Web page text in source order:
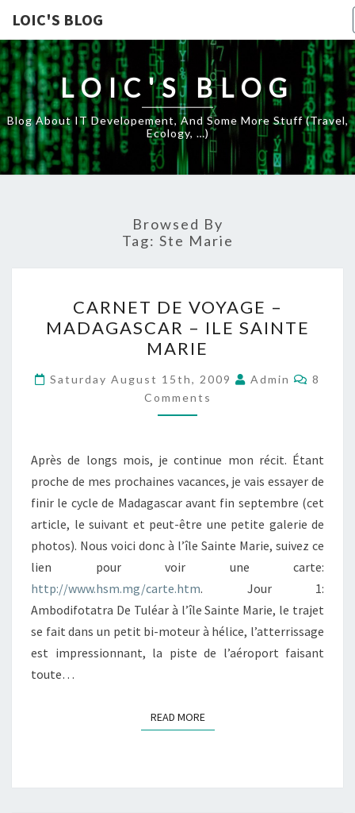
LOIC'S BLOG
LOIC'S BLOG
Blog About IT Developement, And Some More Stuff (travel,
Ecology, …)
Browsed By
Tag: Ste Marie
DE
VOYAGE
–
MADAGASCAR
–
ILE
MARIE
CARNET DE VOYAGE –
MADAGASCAR – ILE SAINTE
MARIE
Saturday August 15th, 2009 Admin
8
Comments
Après de longs mois, je continue mon récit. Étant
proche de mes prochaines vacances, je vais essayer de
finir le cycle de Madagascar avant fin septembre (cet
article, le suivant et peut-être une petite galerie de
photos). Nous voici donc à l’île Sainte Marie, suivez ce
lien pour voir une carte:
http://www.hsm.mg/carte.htm. Jour 1:
Ambodifotatra De Tuléar à l’île Sainte Marie, le trajet
se fait dans un petit bi-moteur à hélice, l’atterrissage
est impressionnant, la piste de l’aéroport faisant
toute…
READ MOREREAD MORE